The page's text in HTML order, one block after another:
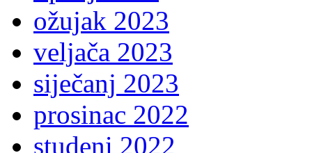
ožujak 2023
veljača 2023
siječanj 2023
prosinac 2022
studeni 2022